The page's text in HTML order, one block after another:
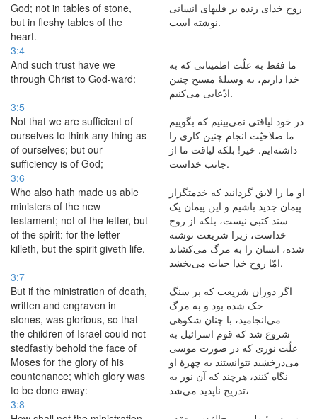
God; not in tables of stone,
but in fleshy tables of the
heart.
روح خدای زنده بر قلبهای انسانی
نوشته است.
3:4
And such trust have we
through Christ to God-ward:
ما فقط به علّت اطمینانی كه به
خدا داریم، به وسیلهٔ مسیح چنین
ادّعایی می‌کنیم.
3:5
Not that we are sufficient of
ourselves to think any thing as
of ourselves; but our
sufficiency is of God;
در خود لیاقتی نمی‌بینیم كه بگوییم
ما صلاحیّت انجام چنین كاری را
داشته‌ایم. خیر! بلكه لیاقت ما از
جانب خداست.
3:6
Who also hath made us able
ministers of the new
testament; not of the letter, but
of the spirit: for the letter
killeth, but the spirit giveth life.
او ما را لایق گردانید كه خدمتگزار
پیمان جدید باشیم و این پیمان یک
سند كتبی نیست، بلكه از روح
خداست، زیرا شریعت نوشته
شده، انسان را به مرگ می‌کشاند
امّا روح خدا حیات می‌بخشد.
3:7
But if the ministration of death,
written and engraven in
stones, was glorious, so that
the children of Israel could not
stedfastly behold the face of
Moses for the glory of his
countenance; which glory was
to be done away:
اگر دوران شریعت كه بر سنگ
حک شده بود و به مرگ
می‌انجامید، با چنان شكوهی
شروع شد كه قوم اسرائیل به
علّت نوری كه در صورت موسی
می‌درخشید نتوانستند به چهرهٔ او
نگاه كنند، هرچند كه آن نور به
تدریج ناپدید می‌شد،
3:8